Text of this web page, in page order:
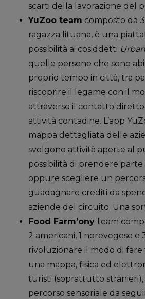
scarti della lavorazione del
YuZoo team composto da
ragazza lituana, è una
possibilità ai cosiddetti
quelle persone che sono
proprio tempo in città, tra
riscoprire il legame con il
attraverso il contatto
attività contadine. L’app
mappa dettagliata delle
svolgono attività aperte al
possibilità di prendere parte
oppure scegliere un
guadagnare crediti da
aziende del circuito. Una
Food Farm’ony team
2 americani, 1 norevegese e
rivoluzionare il modo di
una mappa, fisica ed
turisti (soprattutto stranieri),
percorso sensoriale da